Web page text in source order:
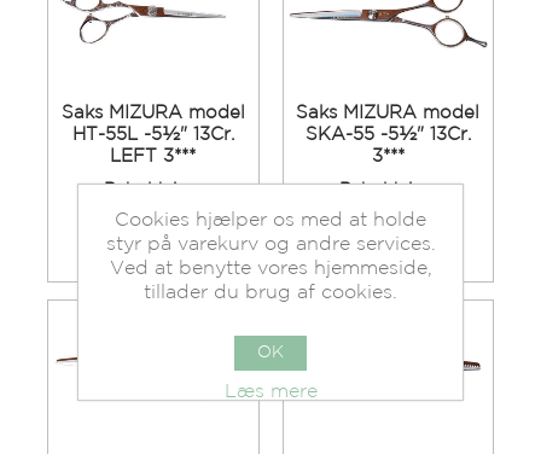
Saks MIZURA model
HT-55L -5½" 13Cr.
LEFT 3***
Beholdning:
På lager.
Se mere
Saks MIZURA model
SKA-55 -5½" 13Cr.
3***
Beholdning:
På lager.
Se mere
Cookies hjælper os med at holde
styr på varekurv og andre services.
Ved at benytte vores hjemmeside,
tillader du brug af cookies.
OK
Læs mere